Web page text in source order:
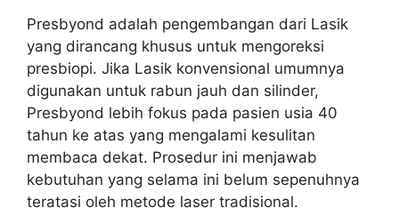
Presbyond adalah pengembangan dari Lasik
yang dirancang khusus untuk mengoreksi
presbiopi. Jika Lasik konvensional umumnya
digunakan untuk rabun jauh dan silinder,
Presbyond lebih fokus pada pasien usia 40
tahun ke atas yang mengalami kesulitan
membaca dekat. Prosedur ini menjawab
kebutuhan yang selama ini belum sepenuhnya
teratasi oleh metode laser tradisional.